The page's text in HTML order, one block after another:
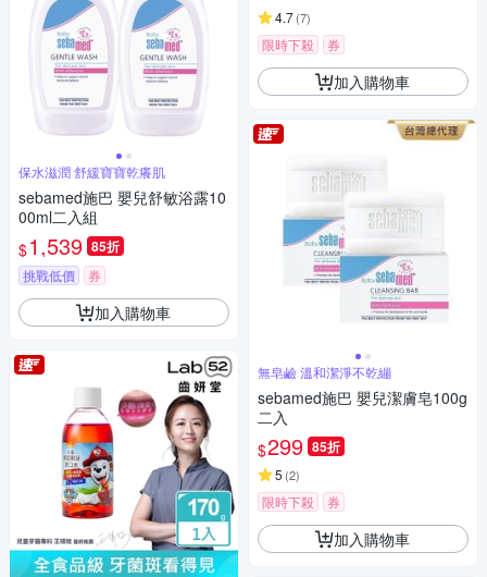
保水滋潤 舒緩寶寶乾癢肌
sebamed施巴 嬰兒舒敏浴露10
00ml二入組
$1,539 85折
挑戰低價 券
加入購物車
4.7(7)
限時下殺 券
加入購物車
無皂鹼 溫和潔淨不乾繃
sebamed施巴 嬰兒潔膚皂100g
二入
$299 85折
5 (2)
限時下殺 券
加入購物車